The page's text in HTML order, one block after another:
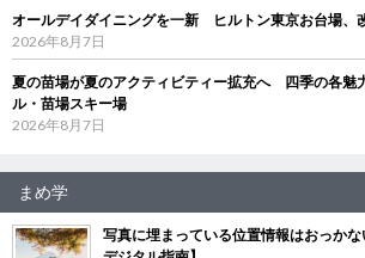
オールデイダイニングを一新 ヒルトン東京お台場、
2026年8月7日
夏の苗場が夏のアクティビティー拡充へ 四季の各魅
ル・苗場スキー場
2026年8月7日
まめ学
写真に埋まっている位置情報はおっか